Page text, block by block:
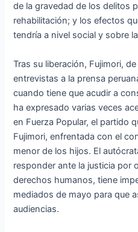
de la gravedad de los delitos
rehabilitación; y los efectos
tendría a nivel social y sobre
Tras su liberación, Fujimori,
entrevistas a la prensa
cuando tiene que acudir a
ha expresado varias veces
en Fuerza Popular, el partido
Fujimori, enfrentada con el
menor de los hijos. El
responder ante la justicia por
derechos humanos, tiene
mediados de mayo para que
audiencias.